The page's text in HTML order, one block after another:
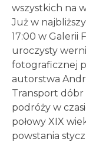
wszystkich na
Już w
17:00 w Galerii
uroczysty
fotograficznej
autorstwa
Transport dóbr
podróży w
połowy XIX
powstania